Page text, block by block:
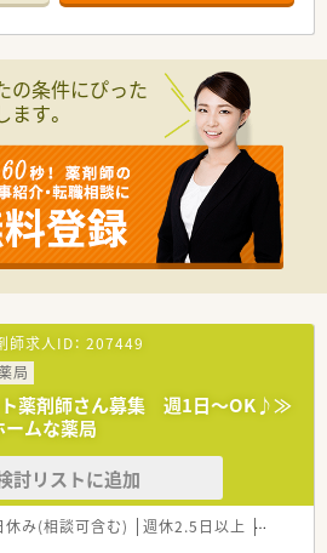
の条件にぴった
す。
師求人ID： 207449
局
ト薬剤師さん募集 週1日～OK♪≫
ームな薬局
討リストに追加
休み(相談可含む) 週休2.5日以上 週32h以